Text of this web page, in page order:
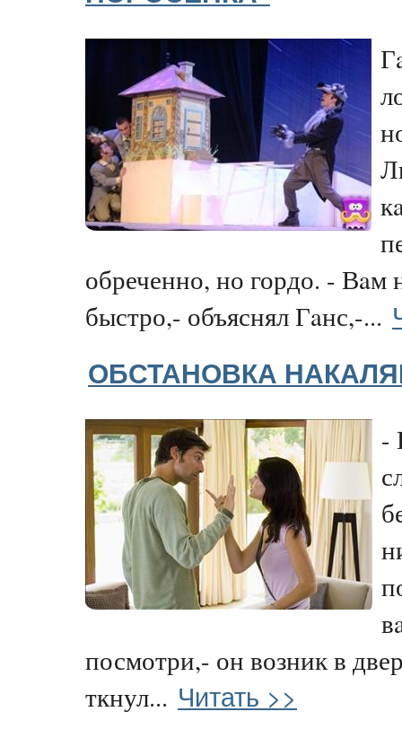
обреченно, но гордо. - Вaм
быстро,- объяснял Гaнс,-...
ОБСТАНОВКА
-
посмотри,- он возник в
ткнул... Читать >>